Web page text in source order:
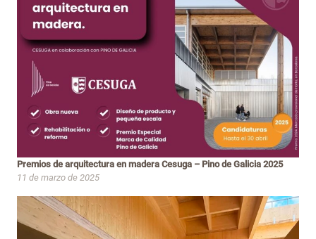
Premios de arquitectura en madera Cesuga – Pino de Galicia 2025
11 de marzo de 2025